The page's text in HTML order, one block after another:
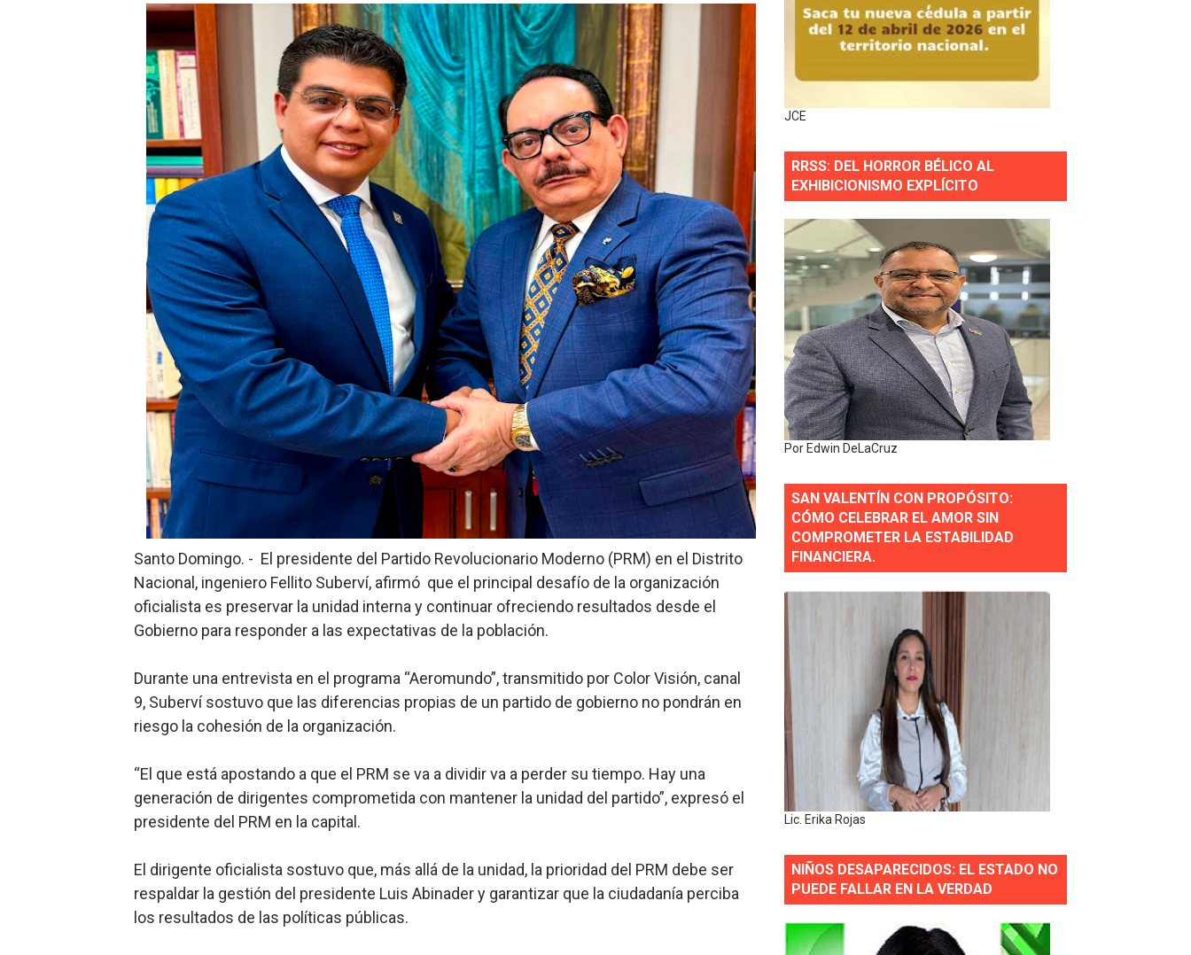
Ministerio de Defensa siembra esperanza y protege el agua mediante Jornada de Reforestación en Manabao
MICM y CECCOM retienen 213,355 galones de combustibles y 46 millones de mercancías en lo que va de año
Bienes Nacionales recauda más de RD 57 millones en segunda subasta pública del año
Residentes en San Juan beneficiados con jornada asistencial de Desarrollo de la Comunidad y Ejército RD
El magistrado Henry Molina decidió no seguir en la Presidencia de la Suprema Corte de Justicia.
​Domingo Plácido critica la situación económica y califica de ineficiente la gestión del gobierno
Graduación XII Promoción Servicio Militar Voluntario
Fellito Suberví asegura en Carolina Mejía RD tiene la oportunidad histórica de elegir la primera mujer presidente de la República
Hipótesis policial sobre atentado a balazos en la avenida Abraham Lincoln y fallecer horas después
CESDN urge fortalecer el sistema eléctrico ante constantes apagones en Santo Domingo Norte
Candidato a presidente del Colegio de Notarios hace llamado a la unidad.
Digecac realizará Primer Festival de Plantas 2026
Josefa Castillo: Liderazgo y Transformación Social al Frente del INAIPI
Lee Ballester a los que se forman como agentes “Todo el equipo de la DGM debe acogerse a normas éticas y ser garante de los derechos de
Operativo Interinstitucional “Compromiso Ambiental 2.0”
Santo Domingo. - El presidente del Partido Revolucionario Moderno (PRM) en el Distrito
Nacional, ingeniero Fellito Suberví, afirmó que el principal desafío de la organización
oficialista es preservar la unidad interna y continuar ofreciendo resultados desde el
Gobierno para responder a las expectativas de la población.
Durante una entrevista en el programa “Aeromundo”, transmitido por Color Visión, canal
9, Suberví sostuvo que las diferencias propias de un partido de gobierno no pondrán en
riesgo la cohesión de la organización.
“El que está apostando a que el PRM se va a dividir va a perder su tiempo. Hay una
generación de dirigentes comprometida con mantener la unidad del partido”, expresó el
presidente del PRM en la capital.
El dirigente oficialista sostuvo que, más allá de la unidad, la prioridad del PRM debe ser
respaldar la gestión del presidente Luis Abinader y garantizar que la ciudadanía perciba
los resultados de las políticas públicas.
JCE
RRSS: DEL HORROR BÉLICO AL
EXHIBICIONISMO EXPLÍCITO
Por Edwin DeLaCruz
SAN VALENTÍN CON PROPÓSITO:
CÓMO CELEBRAR EL AMOR SIN
COMPROMETER LA ESTABILIDAD
FINANCIERA.
Lic. Erika Rojas
NIÑOS DESAPARECIDOS: EL ESTADO NO
PUEDE FALLAR EN LA VERDAD